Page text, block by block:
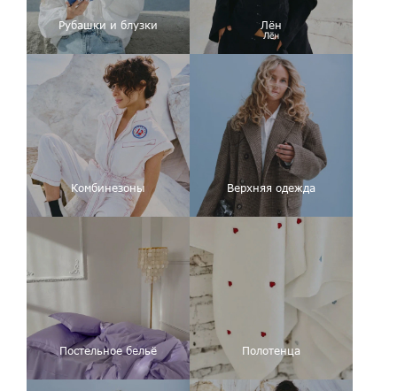
Рубашки и блузки Лён
Комбинезоны Верхняя одежда
Постельное бельё Полотенца